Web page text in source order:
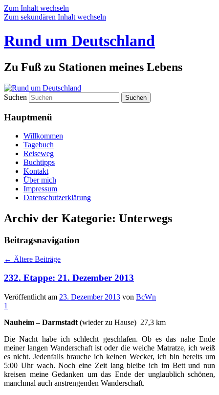
Zum Inhalt wechseln
Zum sekundären Inhalt wechseln
Rund um Deutschland
Zu Fuß zu Stationen meines Lebens
Suchen
Hauptmenü
Willkommen
Tagebuch
Reiseweg
Buchtipps
Kontakt
Über mich
Impressum
Datenschutzerklärung
Archiv der Kategorie: Unterwegs
Beitragsnavigation
← Ältere Beiträge
232. Etappe: 21. Dezember 2013
Veröffentlicht am 23. Dezember 2013 von BcWn
1
Nauheim – Darmstadt (wieder zu Hause) 27,3 km
Die Nacht habe ich schlecht geschlafen. Ob es das nahe Ende
meiner langen Wanderschaft ist oder die weiche Matratze, ich weiß
es nicht. Jedenfalls brauche ich keinen Wecker, ich bin bereits um
5:00 Uhr wach. Noch eine Zeit lang bleibe ich im Bett und nun
kreisen meine Gedanken um das Ende der unglaublich schönen,
manchmal auch anstrengenden Wanderschaft.